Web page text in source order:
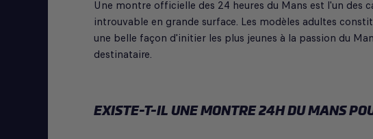
Une montre officielle des 24 heures du Mans est l'un des
introuvable en grande surface. Les modèles adultes
une belle façon d'initier les plus jeunes à la passion du
destinataire.
EXISTE-T-IL UNE MONTRE 24H DU MANS